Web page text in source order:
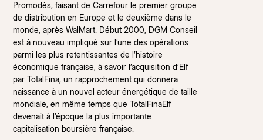
Promodès, faisant de Carrefour le premier groupe
de distribution en Europe et le deuxième dans le
monde, après WalMart. Début 2000, DGM Conseil
est à nouveau impliqué sur l’une des opérations
parmi les plus retentissantes de l’histoire
économique française, à savoir l’acquisition d’Elf
par TotalFina, un rapprochement qui donnera
naissance à un nouvel acteur énergétique de taille
mondiale, en même temps que TotalFinaElf
devenait à l’époque la plus importante
capitalisation boursière française.